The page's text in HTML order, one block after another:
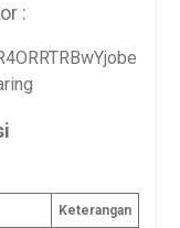
:
Keterangan